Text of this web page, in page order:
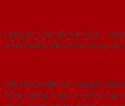
Công ty Cửa gỗ Sài Gòn
chính hãng trên thị trường với
Các sản phẩm tại Cửa gỗ Sài
thép chống cháy là một trong